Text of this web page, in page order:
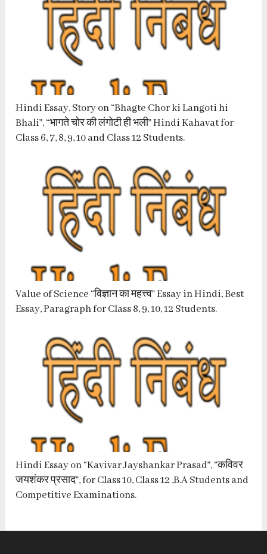
Hindi Essay, Story on “Bhagte Chor ki Langoti hi
Bhali”, “भागते चोर की लंगोटी ही भली” Hindi Kahavat for
Class 6, 7, 8, 9, 10 and Class 12 Students.
Value of Science “विज्ञान का महत्त्व” Essay in Hindi, Best
Essay, Paragraph for Class 8, 9, 10, 12 Students.
Hindi Essay on “Kavivar Jayshankar Prasad”, “कविवर
जयशंकर प्रसाद”, for Class 10, Class 12 ,B.A Students and
Competitive Examinations.